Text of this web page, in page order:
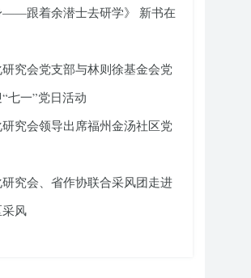
——跟着余潜士去研学》 新书在
究会党支部与林则徐基金会党
七一”党日活动
究会领导出席福州金汤社区党
究会、省作协联合采风团走进
风